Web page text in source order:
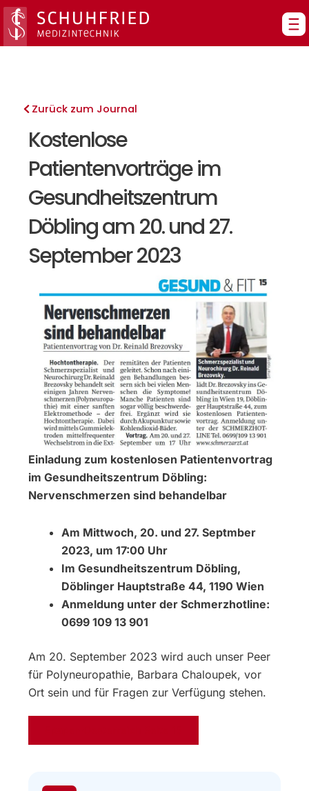
Zum
Inhalt
springen
Zurück zum Journal
Kostenlose
Patientenvorträge im
Gesundheitszentrum
Döbling am 20. und 27.
September 2023
Einladung zum kostenlosen Patientenvortrag
im Gesundheitszentrum Döbling:
Nervenschmerzen sind behandelbar
Am Mittwoch, 20. und 27. Septmber
2023, um 17:00 Uhr
Im Gesundheitszentrum Döbling,
Döblinger Hauptstraße 44, 1190 Wien
Anmeldung unter der Schmerzhotline:
0699 109 13 901
Am 20. September 2023 wird auch unser Peer
für Polyneuropathie, Barbara Chaloupek, vor
Ort sein und für Fragen zur Verfügung stehen.